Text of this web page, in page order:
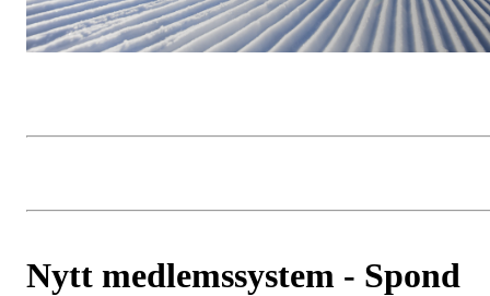
Nytt medlemssystem - Spond